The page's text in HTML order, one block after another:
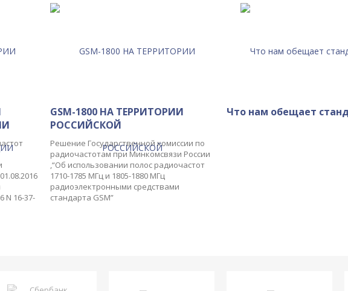
N 16-37-
GSM-1800 НА ТЕРРИТОРИИ
РОССИЙСКОЙ
Решение Государственной комиссии по
радиочастотам при Минкомсвязи России
,“Об использовании полос радиочастот
1710-1785 МГц и 1805-1880 МГц
радиоэлектронными средствами
стандарта GSM”
Что нам обещает